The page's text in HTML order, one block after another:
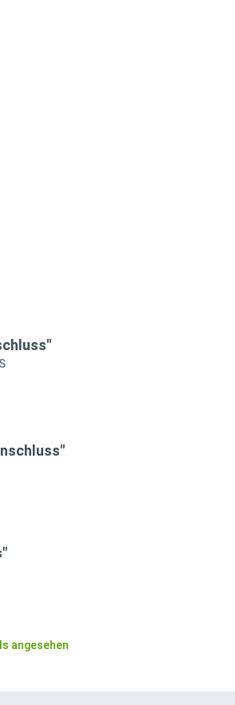
angesehen